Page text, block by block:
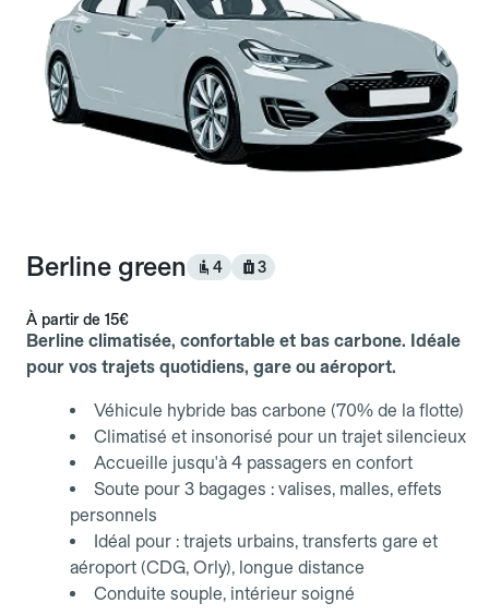
Berline green 4 3
À partir de 15€
Berline climatisée, confortable et bas carbone. Idéale
pour vos trajets quotidiens, gare ou aéroport.
Véhicule hybride bas carbone (70% de la flotte)
Climatisé et insonorisé pour un trajet silencieux
Accueille jusqu'à 4 passagers en confort
Soute pour 3 bagages : valises, malles, effets
personnels
Idéal pour : trajets urbains, transferts gare et
aéroport (CDG, Orly), longue distance
Conduite souple, intérieur soigné